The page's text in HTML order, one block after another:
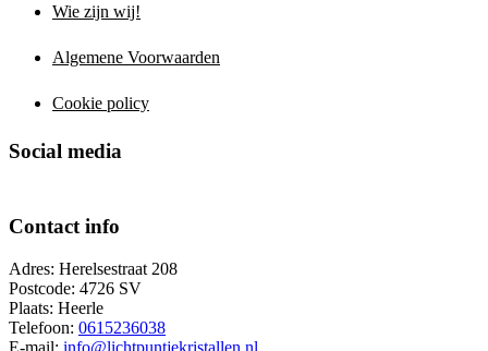
Wie zijn wij!
Algemene Voorwaarden
Cookie policy
Social media
Contact info
Adres: Herelsestraat 208
Postcode: 4726 SV
Plaats: Heerle
Telefoon: 0615236038
E-mail: info@lichtpuntjekristallen.nl